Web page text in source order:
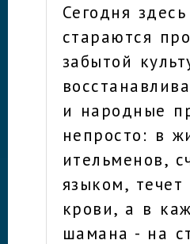
Сегодня
стараются
забытой
и народные
непросто: в
ительменов,
языком,
крови, а в
шамана - на